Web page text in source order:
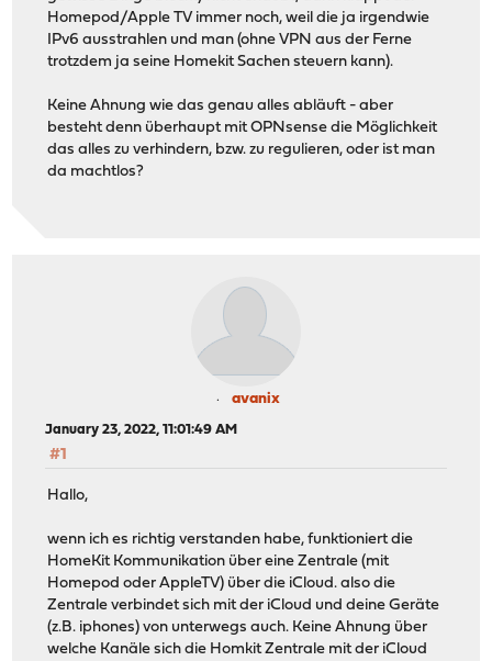
Homepod/Apple TV immer noch, weil die ja irgendwie
IPv6 ausstrahlen und man (ohne VPN aus der Ferne
trotzdem ja seine Homekit Sachen steuern kann).
Keine Ahnung wie das genau alles abläuft - aber
besteht denn überhaupt mit OPNsense die Möglichkeit
das alles zu verhindern, bzw. zu regulieren, oder ist man
da machtlos?
avanix
January 23, 2022, 11:01:49 AM
#1
Hallo,
wenn ich es richtig verstanden habe, funktioniert die
HomeKit Kommunikation über eine Zentrale (mit
Homepod oder AppleTV) über die iCloud. also die
Zentrale verbindet sich mit der iCloud und deine Geräte
(z.B. iphones) von unterwegs auch. Keine Ahnung über
welche Kanäle sich die Homkit Zentrale mit der iCloud